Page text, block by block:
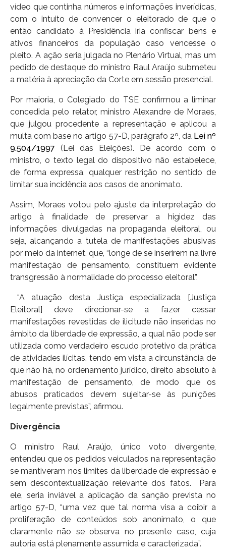
vídeo que continha números e informações inverídicas,
com o intuito de convencer o eleitorado de que o
então candidato à Presidência iria confiscar bens e
ativos financeiros da população caso vencesse o
pleito. A ação seria julgada no Plenário Virtual, mas um
pedido de destaque do ministro Raul Araújo submeteu
a matéria à apreciação da Corte em sessão presencial.
Por maioria, o Colegiado do TSE confirmou a liminar
concedida pelo relator, ministro Alexandre de Moraes,
que julgou procedente a representação e aplicou a
multa com base no artigo 57-D, parágrafo 2º, da Lei nº
9.504/1997 (Lei das Eleições). De acordo com o
ministro, o texto legal do dispositivo não estabelece,
de forma expressa, qualquer restrição no sentido de
limitar sua incidência aos casos de anonimato.
Assim, Moraes votou pelo ajuste da interpretação do
artigo à finalidade de preservar a higidez das
informações divulgadas na propaganda eleitoral, ou
seja, alcançando a tutela de manifestações abusivas
por meio da internet, que, “longe de se inserirem na livre
manifestação de pensamento, constituem evidente
transgressão à normalidade do processo eleitoral”.
“A atuação desta Justiça especializada [Justiça
Eleitoral] deve direcionar-se a fazer cessar
manifestações revestidas de ilicitude não inseridas no
âmbito da liberdade de expressão, a qual não pode ser
utilizada como verdadeiro escudo protetivo da prática
de atividades ilícitas, tendo em vista a circunstância de
que não há, no ordenamento jurídico, direito absoluto à
manifestação de pensamento, de modo que os
abusos praticados devem sujeitar-se às punições
legalmente previstas”, afirmou.
Divergência
O ministro Raul Araújo, único voto divergente,
entendeu que os pedidos veiculados na representação
se mantiveram nos limites da liberdade de expressão e
sem descontextualização relevante dos fatos. Para
ele, seria inviável a aplicação da sanção prevista no
artigo 57-D, “uma vez que tal norma visa a coibir a
proliferação de conteúdos sob anonimato, o que
claramente não se observa no presente caso, cuja
autoria está plenamente assumida e caracterizada”.